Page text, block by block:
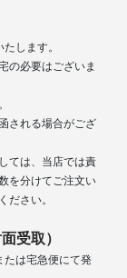
します。
の必要はございま
される場合がござ
ては、当店では責
を分けてご注文い
ださい。
受取）
たは宅急便にて発